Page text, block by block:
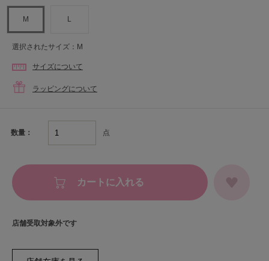
M L
選択されたサイズ：M
サイズについて
ラッピングについて
数量： 点
カートに入れる
店舗受取対象外です